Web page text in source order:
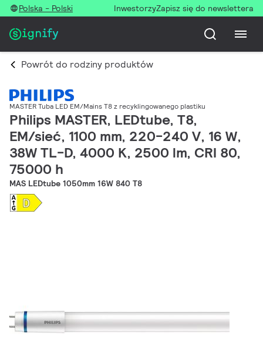
Polska - Polski InwestorzyZapisz się do newslettera
Powrót do rodziny produktów
MASTER Tuba LED EM/Mains T8 z recyklingowanego plastiku
Philips MASTER, LEDtube, T8,
EM/sieć, 1100 mm, 220-240 V, 16 W,
38W TL-D, 4000 K, 2500 lm, CRI 80,
75000 h
MAS LEDtube 1050mm 16W 840 T8